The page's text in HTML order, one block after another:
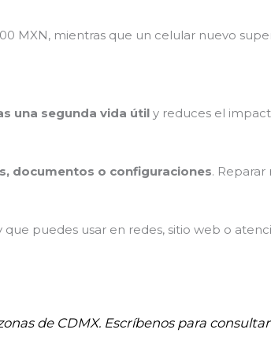
MXN, mientras que un celular nuevo
una segunda vida útil y reduces el
documentos o configuraciones.
puedes usar en redes, sitio web o
de CDMX. Escríbenos para